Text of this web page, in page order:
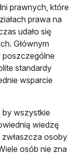
prawnych, które
prawa na
udało się
Głównym
poszczególne
standardy
wsparcie
by wszystkie
wiedzę
osoby
osób nie zna